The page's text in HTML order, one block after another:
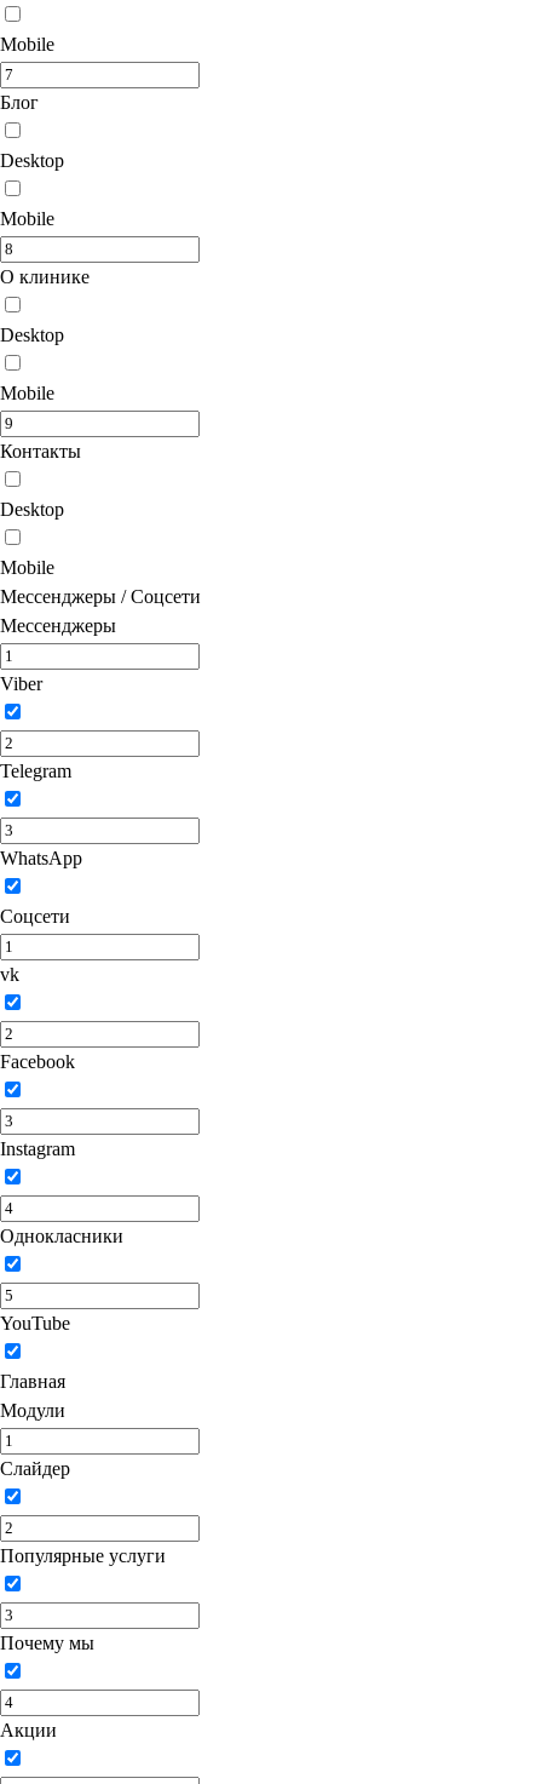
Mobile
Блог
Desktop
Mobile
О клинике
Desktop
Mobile
Контакты
Desktop
Mobile
Мессенджеры / Соцсети
Мессенджеры
Viber
Telegram
WhatsApp
Соцсети
vk
Facebook
Instagram
Однокласники
YouTube
Главная
Модули
Слайдер
Популярные услуги
Почему мы
Акции